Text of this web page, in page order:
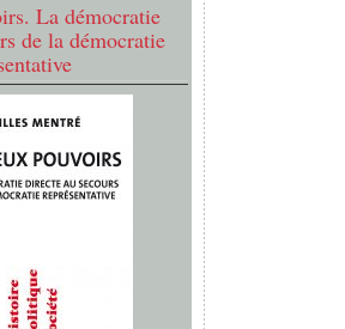
La démocratie
de la démocratie